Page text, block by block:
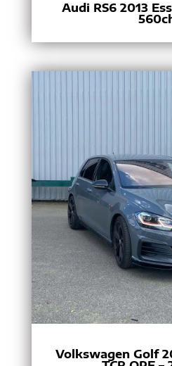
Audi RS6 2013
Volkswagen Golf